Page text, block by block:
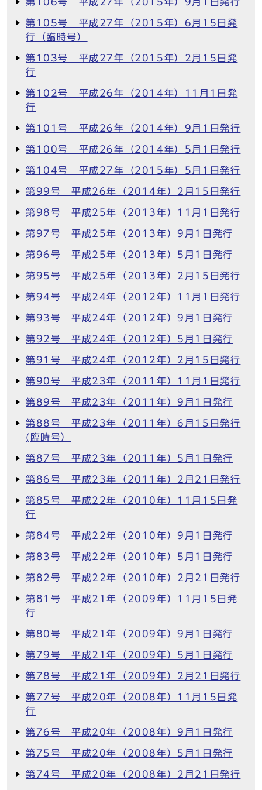
第105号 平成27年（2015年）6月15日発
行（臨時号）
第103号 平成27年（2015年）2月15日発
行
第102号 平成26年（2014年）11月1日発
行
第101号 平成26年（2014年）9月1日発行
第100号 平成26年（2014年）5月1日発行
第104号 平成27年（2015年）5月1日発行
第99号 平成26年（2014年）2月15日発行
第98号 平成25年（2013年）11月1日発行
第97号 平成25年（2013年）9月1日発行
第96号 平成25年（2013年）5月1日発行
第95号 平成25年（2013年）2月15日発行
第94号 平成24年（2012年）11月1日発行
第93号 平成24年（2012年）9月1日発行
第92号 平成24年（2012年）5月1日発行
第91号 平成24年（2012年）2月15日発行
第90号 平成23年（2011年）11月1日発行
第89号 平成23年（2011年）9月1日発行
第88号 平成23年（2011年）6月15日発行
(臨時号）
第87号 平成23年（2011年）5月1日発行
第86号 平成23年（2011年）2月21日発行
第85号 平成22年（2010年）11月15日発
行
第84号 平成22年（2010年）9月1日発行
第83号 平成22年（2010年）5月1日発行
第82号 平成22年（2010年）2月21日発行
第81号 平成21年（2009年）11月15日発
行
第80号 平成21年（2009年）9月1日発行
第79号 平成21年（2009年）5月1日発行
第78号 平成21年（2009年）2月21日発行
第77号 平成20年（2008年）11月15日発
行
第76号 平成20年（2008年）9月1日発行
第75号 平成20年（2008年）5月1日発行
第74号 平成20年（2008年）2月21日発行